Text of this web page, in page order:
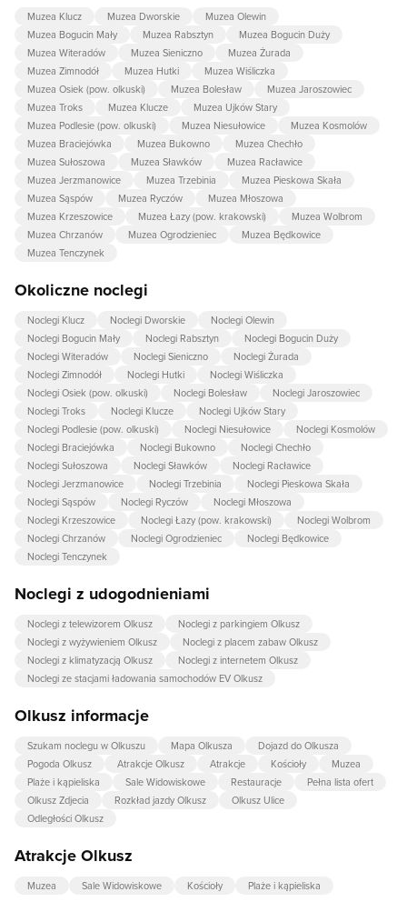
Muzea Klucz Muzea Dworskie
Muzea Olewin
Muzea Bogucin Mały
Muzea Rabsztyn
Muzea Bogucin Duży
Muzea Witeradów
Muzea Sieniczno
Muzea Żurada
Muzea Zimnodół
Muzea Hutki
Muzea Wiśliczka
Muzea Osiek (pow. olkuski)
Muzea Bolesław
Muzea Jaroszowiec
Muzea Troks
Muzea Klucze
Muzea Ujków Stary
Muzea Podlesie (pow. olkuski)
Muzea Niesułowice
Muzea Kosmolów
Muzea Braciejówka
Muzea Bukowno
Muzea Chechło
Muzea Sułoszowa
Muzea Sławków
Muzea Racławice
Muzea Jerzmanowice
Muzea Trzebinia
Muzea Pieskowa Skała
Muzea Sąspów
Muzea Ryczów
Muzea Młoszowa
Muzea Krzeszowice
Muzea Łazy (pow. krakowski)
Muzea Wolbrom
Muzea Chrzanów
Muzea Ogrodzieniec
Muzea Będkowice
Muzea Tenczynek
Okoliczne noclegi
Noclegi Klucz Noclegi Dworskie
Noclegi Olewin
Noclegi Bogucin Mały
Noclegi Rabsztyn
Noclegi Bogucin Duży
Noclegi Witeradów
Noclegi Sieniczno
Noclegi Żurada
Noclegi Zimnodół
Noclegi Hutki
Noclegi Wiśliczka
Noclegi Osiek (pow. olkuski)
Noclegi Bolesław
Noclegi Jaroszowiec
Noclegi Troks
Noclegi Klucze
Noclegi Ujków Stary
Noclegi Podlesie (pow. olkuski)
Noclegi Niesułowice
Noclegi Kosmolów
Noclegi Braciejówka
Noclegi Bukowno
Noclegi Chechło
Noclegi Sułoszowa
Noclegi Sławków
Noclegi Racławice
Noclegi Jerzmanowice
Noclegi Trzebinia
Noclegi Pieskowa Skała
Noclegi Sąspów
Noclegi Ryczów
Noclegi Młoszowa
Noclegi Krzeszowice
Noclegi Łazy (pow. krakowski)
Noclegi Wolbrom
Noclegi Chrzanów
Noclegi Ogrodzieniec
Noclegi Będkowice
Noclegi Tenczynek
Noclegi z udogodnieniami
Noclegi z telewizorem Olkusz
Noclegi z parkingiem Olkusz
Noclegi z wyżywieniem Olkusz
Noclegi z placem zabaw Olkusz
Noclegi z klimatyzacją Olkusz
Noclegi z internetem Olkusz
Noclegi ze stacjami ładowania samochodów EV Olkusz
Olkusz informacje
Szukam noclegu w Olkuszu Mapa Olkusza
Dojazd do Olkusza
Pogoda Olkusz
Atrakcje Olkusz Atrakcje Kościoły
Muzea
Plaże i kąpieliska
Sale Widowiskowe Restauracje
Pełna lista ofert
Olkusz Zdjecia
Rozkład jazdy Olkusz
Olkusz Ulice
Odległości Olkusz
Atrakcje Olkusz
Muzea Sale Widowiskowe Kościoły Plaże i kąpieliska